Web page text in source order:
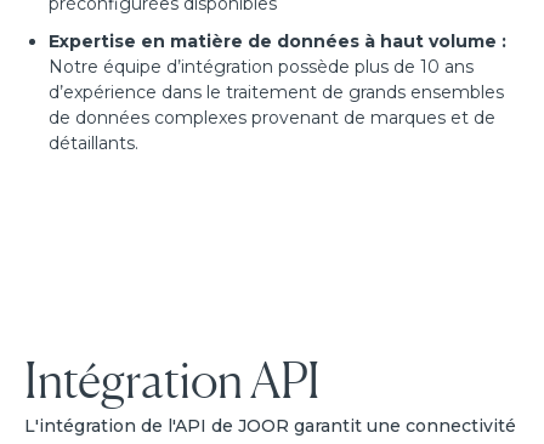
Expertise en matière de données à haut volume :
Notre équipe d’intégration possède plus de 10 ans
d’expérience dans le traitement de grands ensembles
de données complexes provenant de marques et de
détaillants.
Intégration API
L'intégration de l'API de JOOR garantit une connectivité